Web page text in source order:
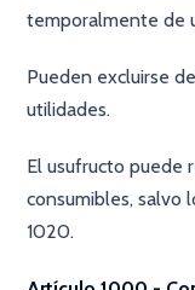
temporalmente de
Pueden excluirse
utilidades.
El usufructo puede
consumibles, salvo
1020.